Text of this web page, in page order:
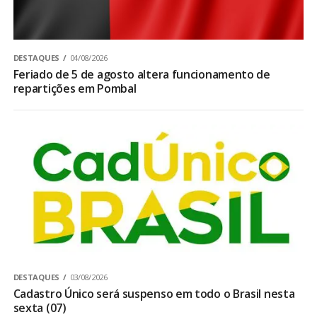
DESTAQUES 04/08/2026
Feriado de 5 de agosto altera funcionamento de
repartições em Pombal
DESTAQUES 03/08/2026
Cadastro Único será suspenso em todo o Brasil nesta
sexta (07)